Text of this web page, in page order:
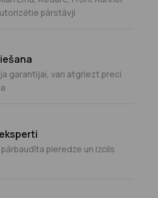
pārstāvji
garantijai, vari atgriezt preci
pieredze un izcils